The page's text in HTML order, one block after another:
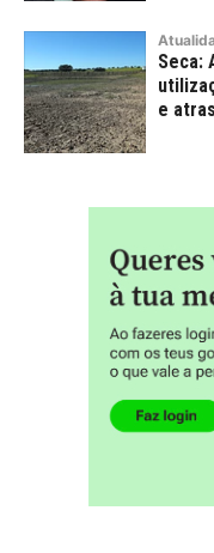
Seca:
e